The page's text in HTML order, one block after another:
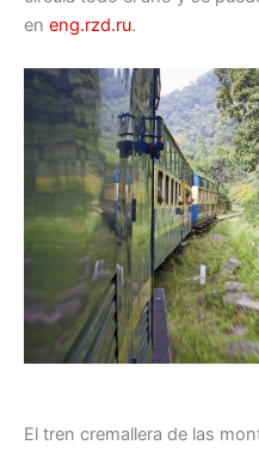
en eng.rzd.ru.
El tren cremallera de las